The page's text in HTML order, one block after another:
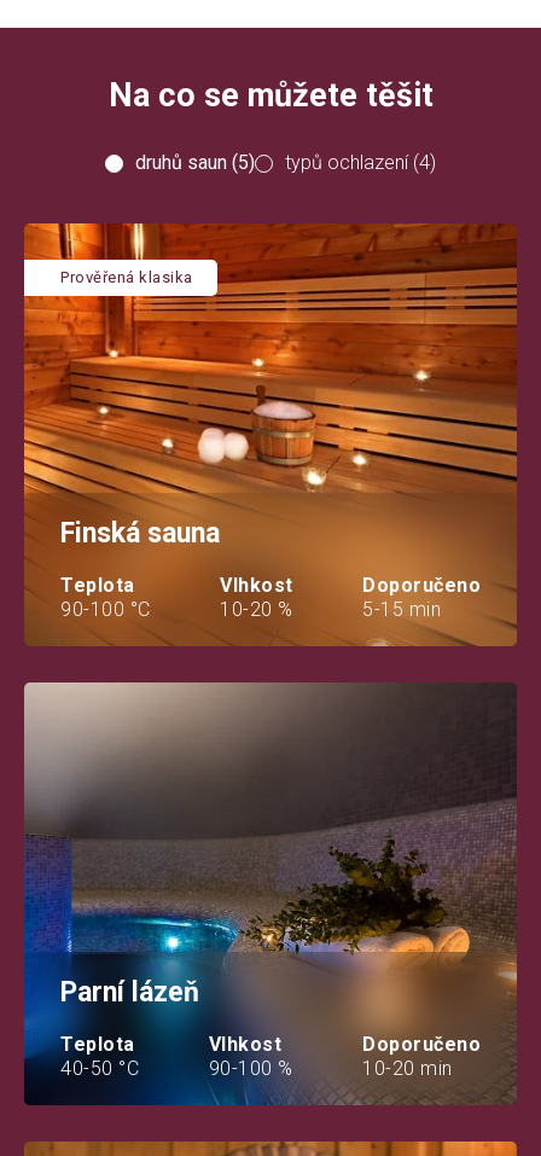
Na co se můžete těšit
druhů saun (5) typů ochlazení (4)
Prověřená klasika
Finská sauna
Teplota
90-100 °C
Vlhkost
10-20 %
Doporučeno
5-15 min
Parní lázeň
Teplota
40-50 °C
Vlhkost
90-100 %
Doporučeno
10-20 min